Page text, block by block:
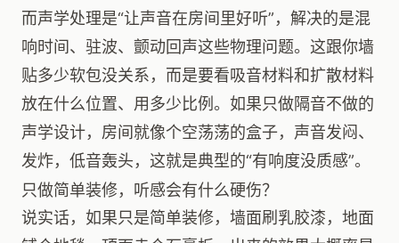
而声学处理是“让声音在房间里好听”，解决的是混
响时间、驻波、颤动回声这些物理问题。这跟你墙
贴多少软包没关系，而是要看吸音材料和扩散材料
放在什么位置、用多少比例。如果只做隔音不做的
声学设计，房间就像个空荡荡的盒子，声音发闷、
发炸，低音轰头，这就是典型的“有响度没质感”。
只做简单装修，听感会有什么硬伤？
说实话，如果只是简单装修，墙面刷乳胶漆，地面